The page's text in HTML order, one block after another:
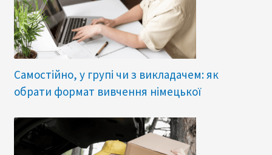
Самостійно, у групі чи з викладачем: як
обрати формат вивчення німецької